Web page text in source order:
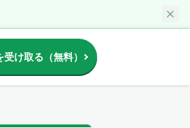
け取る（無料）